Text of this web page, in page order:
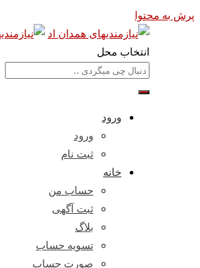
پرش به محتوا
انتخاب محل
ورود
ورود
ثبت نام
خانه
حساب من
ثبت آگهی
بلاگ
تسویه حساب
صورت حساب